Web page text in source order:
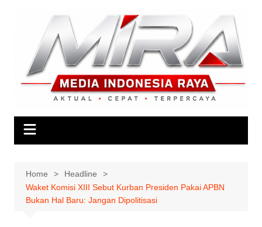
Home
Headline
Waket Komisi XIII Sebut Kurban Presiden Pakai APBN
Bukan Hal Baru: Jangan Dipolitisasi